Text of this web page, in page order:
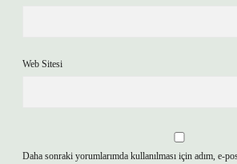
Web Sitesi
Daha sonraki yorumlarımda kullanılması için adım, e-